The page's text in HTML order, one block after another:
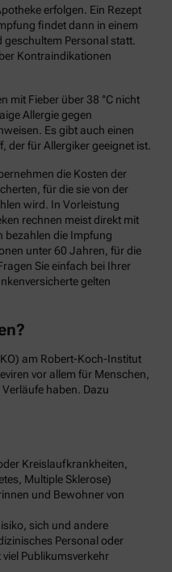
erfolgen. Ein Rezept
findet dann in einem
Personal statt.
Kontraindikationen
mit Fieber über 38 °C nicht
Allergie gegen
Es gibt auch einen
der für Allergiker geeignet ist.
die Kosten der
für die sie von der
wird. In Vorleistung
rechnen meist direkt mit
bezahlen die Impfung
unter 60 Jahren, für die
Sie einfach bei Ihrer
gelten
am Robert-Koch-Institut
vor allem für Menschen,
haben. Dazu
Kreislaufkrankheiten,
Multiple Sklerose)
und Bewohner von
sich und andere
Personal oder
Publikumsverkehr